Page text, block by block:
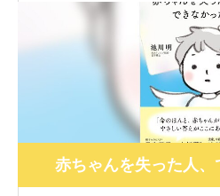
赤ちゃんを失った人